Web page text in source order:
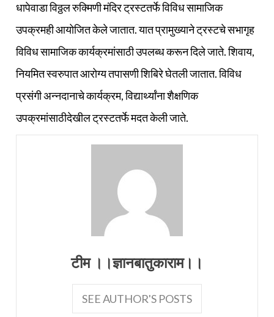
धापेवाडा विठ्ठल रुक्मिणी मंदिर ट्रस्टतर्फे विविध सामाजिक
उपक्रमही आयोजित केले जातात. यात प्रामुख्याने ट्रस्टचे सभागृह
विविध सामाजिक कार्यक्रमांसाठी उपलब्ध करून दिले जाते. शिवाय,
नियमित स्वरुपात आरोग्य तपासणी शिबिरे घेतली जातात. विविध
प्रसंगी अन्नदानाचे कार्यक्रम, विद्यार्थ्यांना शैक्षणिक
उपक्रमांसाठीदेखील ट्रस्टतर्फे मदत केली जाते.
टीम ।।ज्ञानबातुकाराम।।
SEE AUTHOR'S POSTS